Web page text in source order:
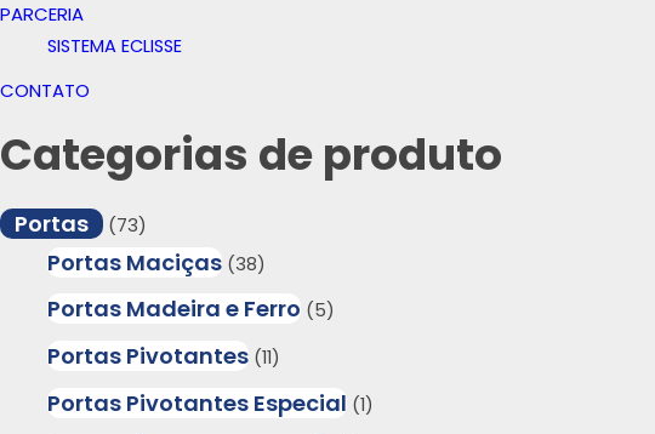
PARCERIA
SISTEMA ECLISSE
CONTATO
Categorias de produto
Portas (73)
Portas Maciças (38)
Portas Madeira e Ferro (5)
Portas Pivotantes (11)
Portas Pivotantes Especial (1)